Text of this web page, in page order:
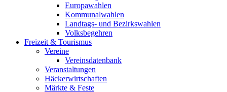
Europawahlen
Kommunalwahlen
Landtags- und Bezirkswahlen
Volksbegehren
Freizeit & Tourismus
Vereine
Vereinsdatenbank
Veranstaltungen
Häckerwirtschaften
Märkte & Feste